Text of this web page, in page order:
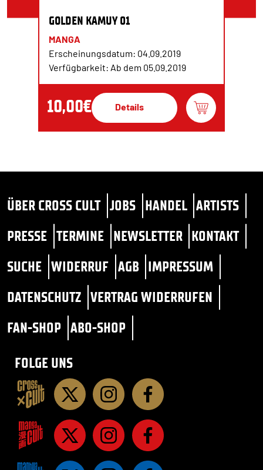
GOLDEN KAMUY 01
MANGA
Erscheinungsdatum: 04.09.2019
Verfügbarkeit: Ab dem 05.09.2019
10,00€ Details
ÜBER CROSS CULT JOBS HANDEL ARTISTS
PRESSE TERMINE NEWSLETTER KONTAKT
SUCHE WIDERRUF AGB IMPRESSUM
DATENSCHUTZ VERTRAG WIDERRUFEN
FAN-SHOP ABO-SHOP
FOLGE UNS